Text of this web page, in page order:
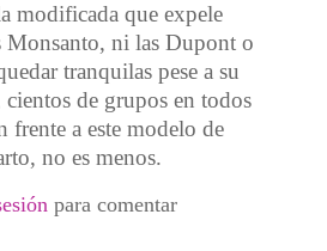
modificada que expele
Monsanto, ni las Dupont o
tranquilas pese a su
de grupos en todos
frente a este modelo de
no es menos.
desde Río Cuarto, Argentina.
para comentar